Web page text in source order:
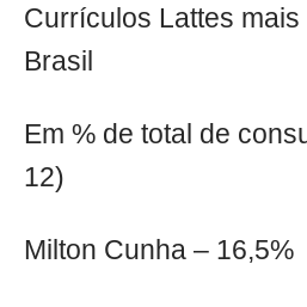
Currículos Lattes
Brasil
Em % de total de
12)
Milton Cunha – 16,5%